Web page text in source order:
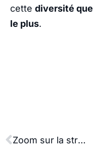
cette diversité
le plus.
Zoom sur la structuration de B2C